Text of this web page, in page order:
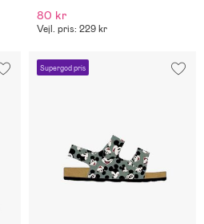
80 kr
Vejl. pris: 229 kr
Supergod pris